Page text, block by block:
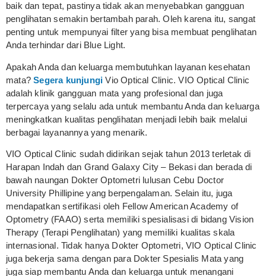
baik dan tepat, pastinya tidak akan menyebabkan gangguan
penglihatan semakin bertambah parah. Oleh karena itu, sangat
penting untuk mempunyai filter yang bisa membuat penglihatan
Anda terhindar dari Blue Light.
Apakah Anda dan keluarga membutuhkan layanan kesehatan
mata?Segera kunjungi Vio Optical Clinic. VIO Optical Clinic
adalah klinik gangguan mata yang profesional dan juga
terpercaya yang selalu ada untuk membantu Anda dan keluarga
meningkatkan kualitas penglihatan menjadi lebih baik melalui
berbagai layanannya yang menarik.
VIO Optical Clinic sudah didirikan sejak tahun 2013 terletak di
Harapan Indah dan Grand Galaxy City – Bekasi dan berada di
bawah naungan Dokter Optometri lulusan Cebu Doctor
University Phillipine yang berpengalaman. Selain itu, juga
mendapatkan sertifikasi oleh Fellow American Academy of
Optometry (FAAO) serta memiliki spesialisasi di bidang Vision
Therapy (Terapi Penglihatan) yang memiliki kualitas skala
internasional. Tidak hanya Dokter Optometri, VIO Optical Clinic
juga bekerja sama dengan para Dokter Spesialis Mata yang
juga siap membantu Anda dan keluarga untuk menangani